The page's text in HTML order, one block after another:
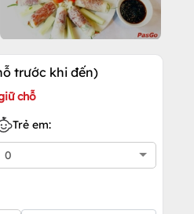
trước khi đến)
chỗ
Trẻ em: